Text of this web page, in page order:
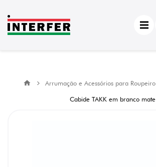
Arrumação e Acessórios para Roupeiro
Cabide TAKK em branco mate